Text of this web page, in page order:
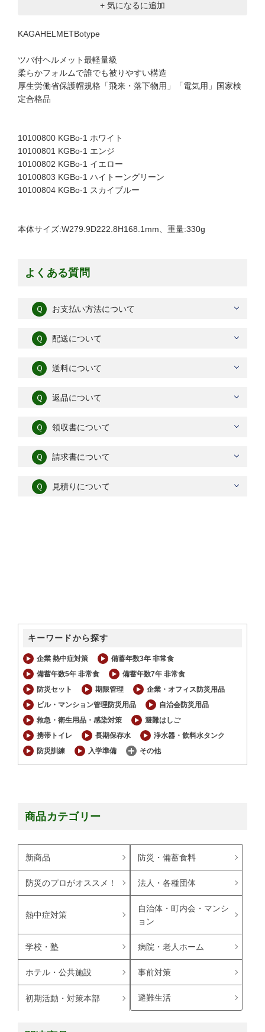
+ 気になるに追加
KAGAHELMETBotype
ツバ付ヘルメット最軽量級
柔らかフォルムで誰でも被りやすい構造
厚生労働省保護帽規格「飛来・落下物用」「電気用」国家検
定合格品
10100800 KGBo-1 ホワイト
10100801 KGBo-1 エンジ
10100802 KGBo-1 イエロー
10100803 KGBo-1 ハイトーングリーン
10100804 KGBo-1 スカイブルー
本体サイズ:W279.9D222.8H168.1mm、重量:330g
よくある質問
Ｑ お支払い方法について
Ｑ 配送について
Ｑ 送料について
Ｑ 返品について
Ｑ 領収書について
Ｑ 請求書について
Ｑ 見積りについて
キーワードから探す
企業 熱中症対策
備蓄年数3年 非常食
備蓄年数5年 非常食
備蓄年数7年 非常食
防災セット
期限管理
企業・オフィス防災用品
ビル・マンション管理防災用品
自治会防災用品
救急・衛生用品・感染対策
避難はしご
携帯トイレ
長期保存水
浄水器・飲料水タンク
防災訓練
入学準備 その他
商品カテゴリー
新商品 防災・備蓄食料
防災のプロがオススメ！ 法人・各種団体
熱中症対策
自治体・町内会・マンシ
ョン
学校・塾 病院・老人ホーム
ホテル・公共施設 事前対策
初期活動・対策本部 避難生活